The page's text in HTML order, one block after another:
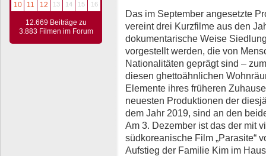
10
11 12 13 14 15 16
12.669 Beiträge zu
3.883 Filmen im Forum
Das im September angesetzte
vereint drei Kurzfilme aus den
dokumentarische Weise
vorgestellt werden, die von
Nationalitäten geprägt sind –
diesen ghettoähnlichen
Elemente ihres früheren
neuesten Produktionen der
dem Jahr 2019, sind an den
Am 3. Dezember ist das der mit
südkoreanische Film „Parasite“
Aufstieg der Familie Kim im